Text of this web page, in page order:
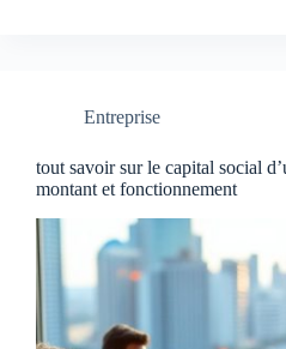
Entreprise
tout savoir sur le capital social
montant et fonctionnement